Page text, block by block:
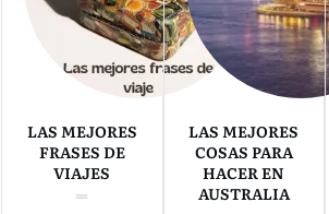
LAS MEJORES
FRASES DE
VIAJES
LAS MEJORES
COSAS PARA
HACER EN
AUSTRALIA